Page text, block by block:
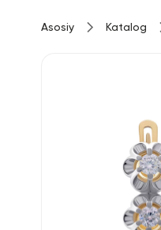
Asosiy Katalog